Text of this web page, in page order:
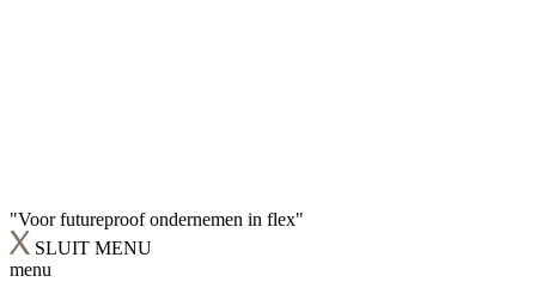
"Voor futureproof ondernemen in flex"
SLUIT MENU
menu